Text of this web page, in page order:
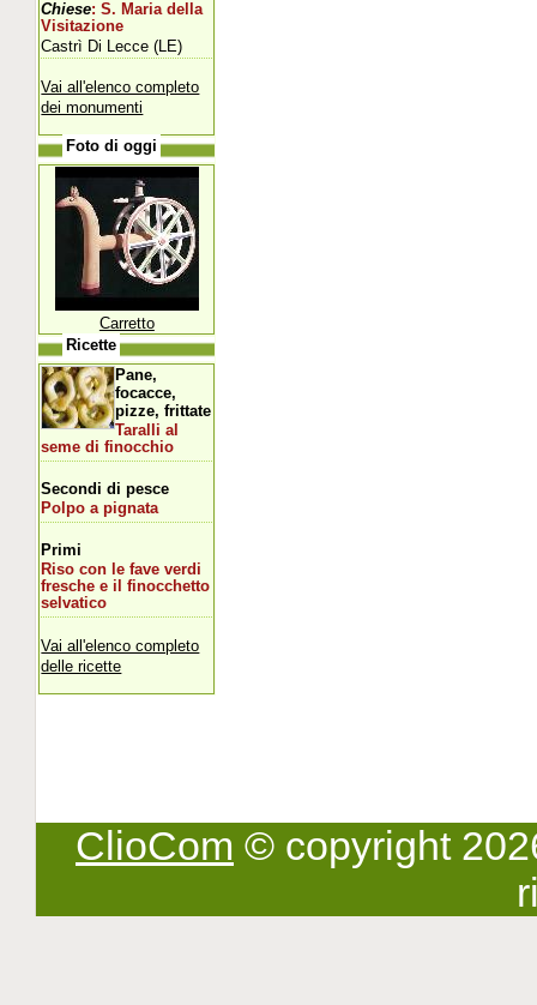
Chiese: S. Maria della
Visitazione
Castrì Di Lecce (LE)
Vai all'elenco completo
dei monumenti
Foto di oggi
Carretto
Ricette
Pane,
focacce,
pizze, frittate
Taralli al
seme di finocchio
Secondi di pesce
Polpo a pignata
Primi
Riso con le fave verdi
fresche e il finocchetto
selvatico
Vai all'elenco completo
delle ricette
ClioCom © copyright